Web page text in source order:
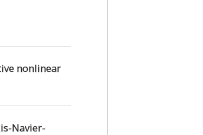
nonlinear
Navier-